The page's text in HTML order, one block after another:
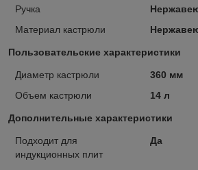
Ручка
Материал кастрюли
Пользовательские характеристики
Диаметр кастрюли
360 мм
Объем кастрюли
14 л
Дополнительные характеристики
Подходит для
индукционных плит
Да